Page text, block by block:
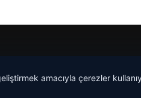
amacıyla çerezler